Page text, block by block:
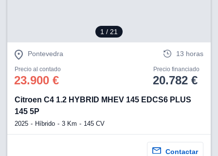
1 / 21
Pontevedra 13 horas
Precio al contado
23.900 €
Precio financiado
20.782 €
Citroen C4 1.2 HYBRID MHEV 145 EDCS6 PLUS
145 5P
2025 Híbrido 3 Km 145 CV
Contactar